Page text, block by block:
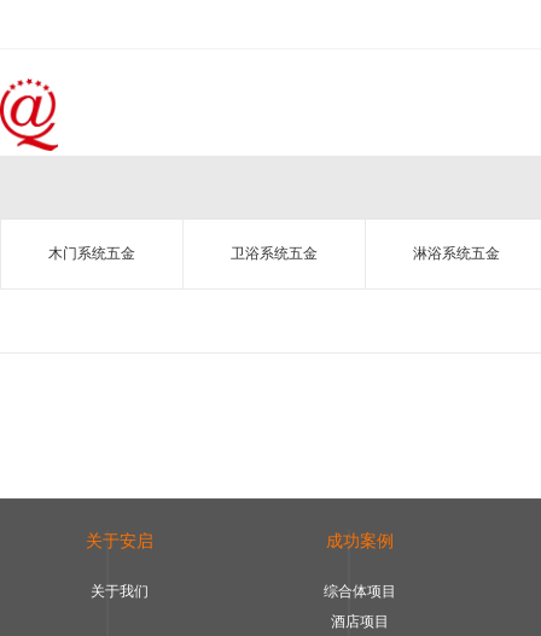
木门系统五金 卫浴系统五金 淋浴系统五金
关于安启
关于我们
成功案例
综合体项目
酒店项目